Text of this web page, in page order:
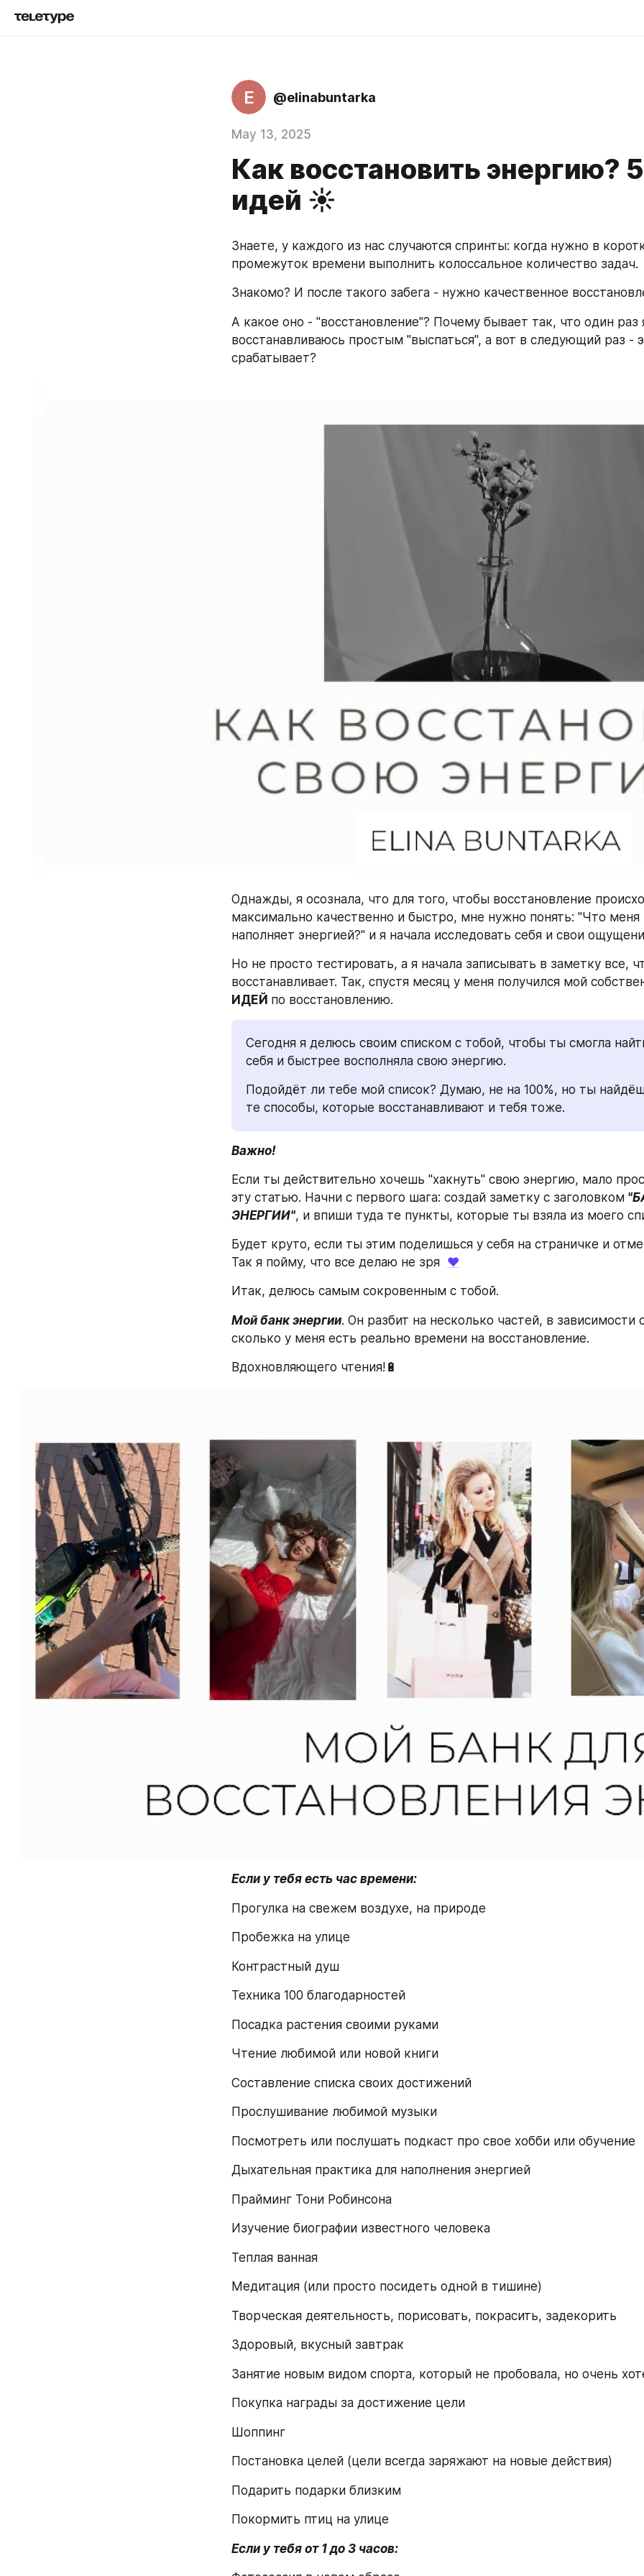
E @elinabuntarka
May 13, 2025
Как восстановить энергию?
идей ☀️
Знаете, у каждого из нас случаются спринты: когда нужно в
промежуток времени выполнить колоссальное количество задач.
Знакомо? И после такого забега - нужно качественное
А какое оно - "восстановление"? Почему бывает так, что один раз
восстанавливаюсь простым "выспаться", а вот в следующий раз -
срабатывает?
Однажды, я осознала, что для того, чтобы восстановление
максимально качественно и быстро, мне нужно понять: "Что
наполняет энергией?" и я начала исследовать себя и свои
Но не просто тестировать, а я начала записывать в заметку все,
восстанавливает. Так, спустя месяц у меня получился мой
ИДЕЙ по восстановлению.
Сегодня я делюсь своим списком с тобой, чтобы ты смогла
себя и быстрее восполняла свою энергию.
Подойдёт ли тебе мой список? Думаю, не на 100%, но ты
те способы, которые восстанавливают и тебя тоже.
Важно!
Если ты действительно хочешь "хакнуть" свою энергию, мало
эту статью. Начни с первого шага: создай заметку с заголовком
ЭНЕРГИИ", и впиши туда те пункты, которые ты взяла из моего
Будет круто, если ты этим поделишься у себя на страничке и
Так я пойму, что все делаю не зря ♥️
Итак, делюсь самым сокровенным с тобой.
Мой банк энергии. Он разбит на несколько частей, в зависимости
сколько у меня есть реально времени на восстановление.
Вдохновляющего чтения!🔋
Если у тебя есть час времени:
Прогулка на свежем воздухе, на природе
Пробежка на улице
Контрастный душ
Техника 100 благодарностей
Посадка растения своими руками
Чтение любимой или новой книги
Составление списка своих достижений
Прослушивание любимой музыки
Посмотреть или послушать подкаст про свое хобби или обучение
Дыхательная практика для наполнения энергией
Прайминг Тони Робинсона
Изучение биографии известного человека
Теплая ванная
Медитация (или просто посидеть одной в тишине)
Творческая деятельность, порисовать, покрасить, задекорить
Здоровый, вкусный завтрак
Занятие новым видом спорта, который не пробовала, но очень
Покупка награды за достижение цели
Шоппинг
Постановка целей (цели всегда заряжают на новые действия)
Подарить подарки близким
Покормить птиц на улице
Если у тебя от 1 до 3 часов: